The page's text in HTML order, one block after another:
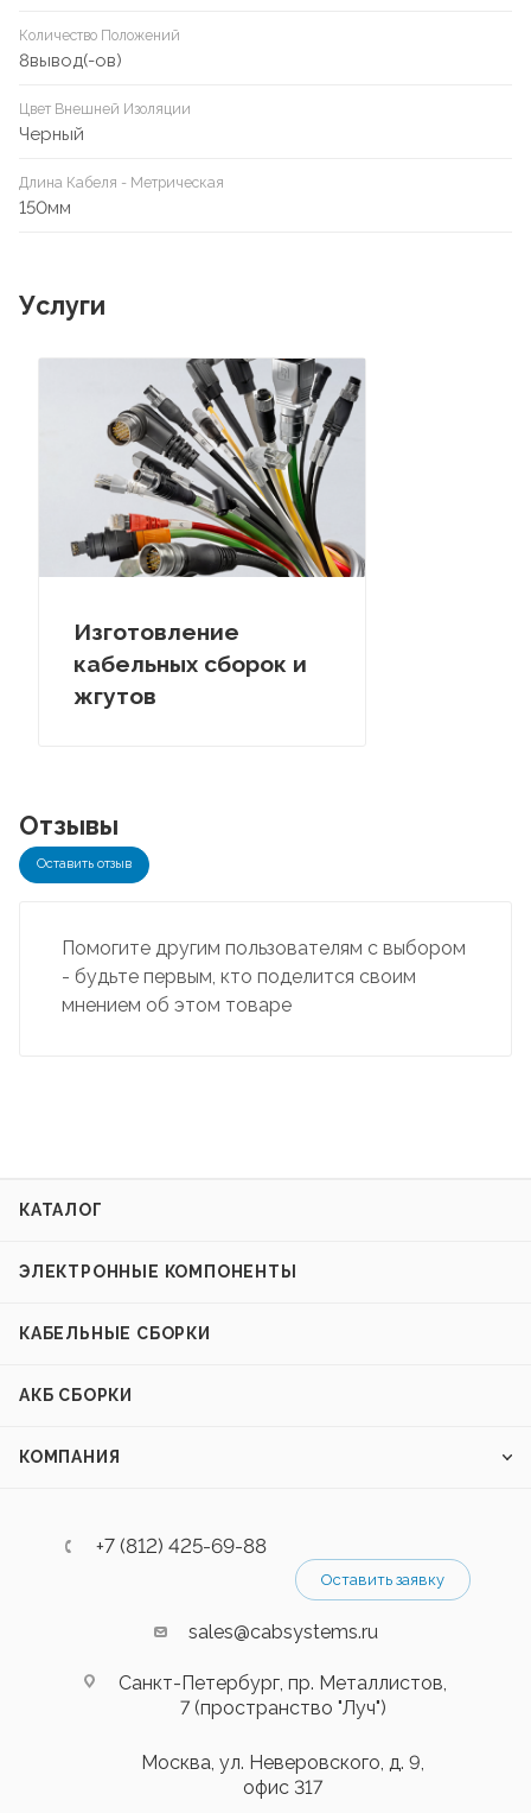
Количество Положений
8вывод(-ов)
Цвет Внешней Изоляции
Черный
Длина Кабеля - Метрическая
150мм
Услуги
Изготовление
кабельных сборок и
жгутов
Отзывы
Оставить отзыв
Помогите другим пользователям с выбором
- будьте первым, кто поделится своим
мнением об этом товаре
КАТАЛОГ
ЭЛЕКТРОННЫЕ КОМПОНЕНТЫ
КАБЕЛЬНЫЕ СБОРКИ
АКБ СБОРКИ
КОМПАНИЯ
+7 (812) 425-69-88
Оставить заявку
sales@cabsystems.ru
Санкт-Петербург, пр. Металлистов,
7 (пространство "Луч")
Москва, ул. Неверовского, д. 9,
офис 317